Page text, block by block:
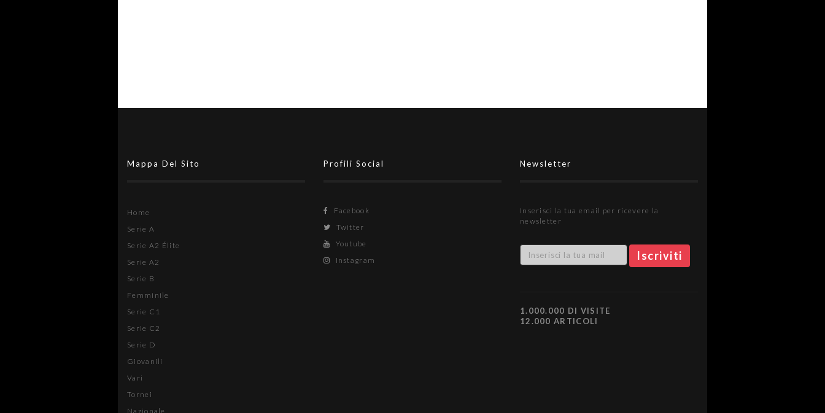
Mappa Del Sito
Home
Serie A
Serie A2 Élite
Serie A2
Serie B
Femminile
Serie C1
Serie C2
Serie D
Giovanili
Vari
Tornei
Nazionale
Profili Social
Facebook
Twitter
Youtube
Instagram
Newsletter
Inserisci la tua email per ricevere la
newsletter
1.000.000 DI VISITE
12.000 ARTICOLI